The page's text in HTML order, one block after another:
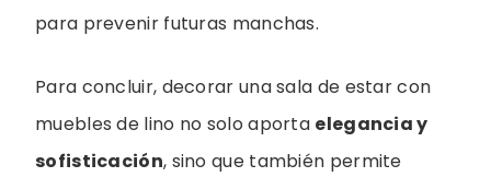
para prevenir futuras manchas.
Para concluir, decorar una sala de estar con
muebles de lino no solo aporta elegancia y
sofisticación, sino que también permite